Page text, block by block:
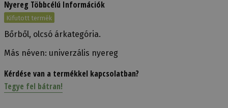
Nyereg Többcélú Információk
Kifutott termék
Bőrből, olcsó árkategória.
Más néven: univerzális nyereg
Kérdése van a termékkel kapcsolatban?
Tegye fel bátran!